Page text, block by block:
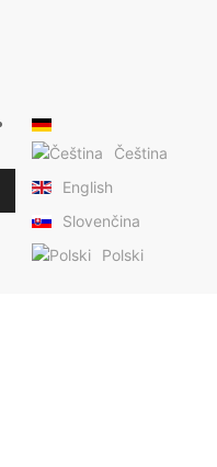
Čeština
English
Slovenčina
Polski